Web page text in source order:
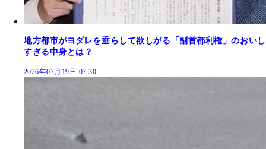
地方都市がヨダレを垂らして欲しがる「副首都利権」のおいし
すぎる中身とは？
2026年07月19日 07:30